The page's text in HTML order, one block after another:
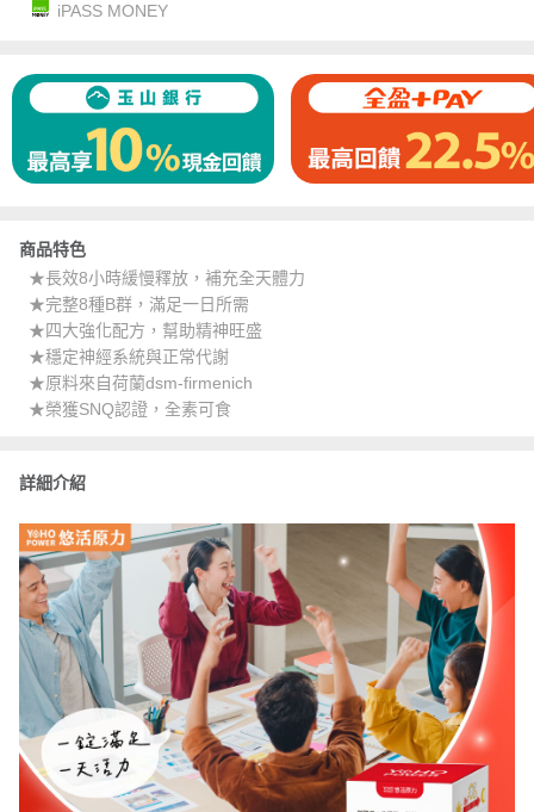
iPASS MONEY
商品特色
★長效8小時緩慢釋放，補充全天體力
★完整8種B群，滿足一日所需
★四大強化配方，幫助精神旺盛
★穩定神經系統與正常代謝
★原料來自荷蘭dsm-firmenich
★榮獲SNQ認證，全素可食
詳細介紹